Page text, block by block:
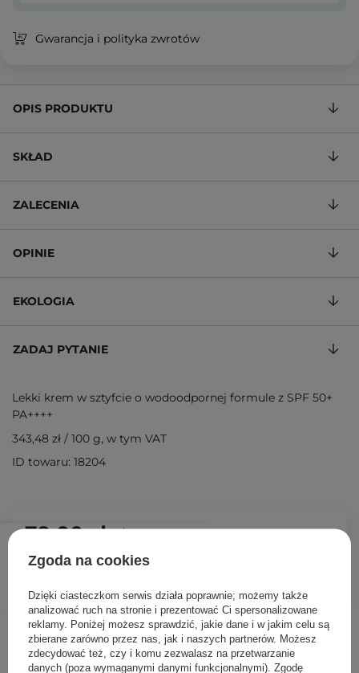
79,00 zł /szt.
Gwarancja i polityka zwrotów
OPIS PRODUKTU
SKŁAD
ZALECENIA
OPINIE
EKOLOGIA
ZADAJ PYTANIE
Lekki krem w sztyfcie o wodoodpornej formule z SPF 50+
PA++++
343,48 zł / 100 g, w tym VAT
ID towaru: 18204
Inni klienci sprawdzali również
Zgoda na cookies
Dzięki ciasteczkom serwis działa poprawnie; możemy także
analizować ruch na stronie i prezentować Ci spersonalizowane
reklamy. Poniżej możesz sprawdzić, jakie dane i w jakim celu są
zbierane zarówno przez nas, jak i naszych partnerów. Możesz
zdecydować też, czy i komu zezwalasz na przetwarzanie
danych (poza wymaganymi danymi funkcjonalnymi). Zgodę